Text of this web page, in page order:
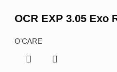
OCR EXP 3.05 Exo
O'CARE